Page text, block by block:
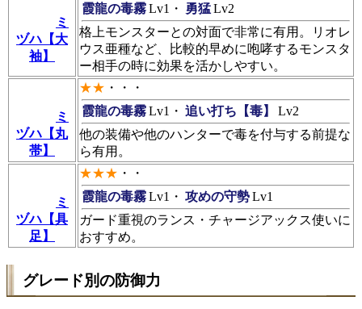
ミ
ヅハ【大
袖】
霞龍の毒霧Lv1・ 勇猛Lv2
格上モンスターとの対面で非常に有用。リオレ
ウス亜種など、比較的早めに咆哮するモンスタ
ー相手の時に効果を活かしやすい。
ミ
ヅハ【丸
帯】
★★ ・・・
霞龍の毒霧Lv1・ 追い打ち【毒】
Lv2
他の装備や他のハンターで毒を付与する前提な
ら有用。
ミ
ヅハ【具
足】
★★★ ・・
霞龍の毒霧Lv1・ 攻めの守勢Lv1
ガード重視のランス・チャージアックス使いに
おすすめ。
グレード別の防御力